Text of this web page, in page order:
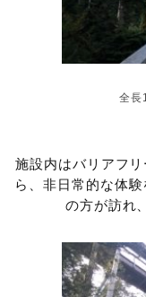
全長
施設内はバリアフ
ら、非日常的な体
の方が訪れ